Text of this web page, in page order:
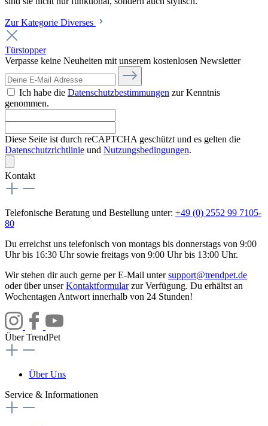
Zur Kategorie Diverses
Türstopper
Verpasse keine Neuheiten mit unserem kostenlosen Newsletter
Ich habe die Datenschutzbestimmungen zur Kenntnis
genommen.
Diese Seite ist durch reCAPTCHA geschützt und es gelten die
Datenschutzrichtlinie und Nutzungsbedingungen.
Kontakt
Telefonische Beratung und Bestellung unter: +49 (0) 2552 99 7105-
80
Du erreichst uns telefonisch von montags bis donnerstags von 9:00
Uhr bis 16:30 Uhr sowie freitags von 9:00 Uhr bis 13:00 Uhr.
Wir stehen dir auch gerne per E-Mail untersupport@trendpet.de
oder über unserKontaktformularzur Verfügung. Du erhältst an
Wochentagen Antwort innerhalb von 24 Stunden!
Über TrendPet
Über Uns
Service & Informationen